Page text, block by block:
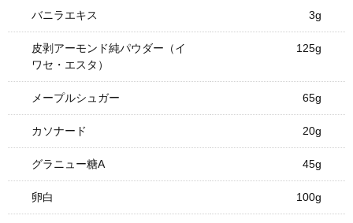
バニラエキス 3g
皮剥アーモンド純パウダー（イ
ワセ・エスタ）
125g
メープルシュガー 65g
カソナード 20g
グラニュー糖A 45g
卵白 100g